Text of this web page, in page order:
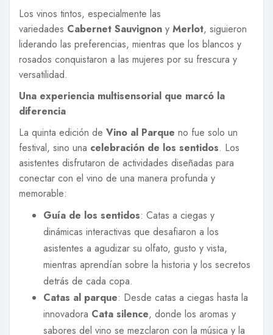
Los vinos tintos, especialmente las
variedades Cabernet Sauvignon y Merlot, siguieron
liderando las preferencias, mientras que los blancos y
rosados conquistaron a las mujeres por su frescura y
versatilidad.
Una experiencia multisensorial que marcó la
diferencia
La quinta edición de Vino al Parque no fue solo un
festival, sino una celebración de los sentidos. Los
asistentes disfrutaron de actividades diseñadas para
conectar con el vino de una manera profunda y
memorable:
Guía de los sentidos: Catas a ciegas y
dinámicas interactivas que desafiaron a los
asistentes a agudizar su olfato, gusto y vista,
mientras aprendían sobre la historia y los secretos
detrás de cada copa.
Catas al parque: Desde catas a ciegas hasta la
innovadora Cata silence, donde los aromas y
sabores del vino se mezclaron con la música y la